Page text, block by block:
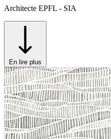
Architecte EPFL - SIA
En lire plus